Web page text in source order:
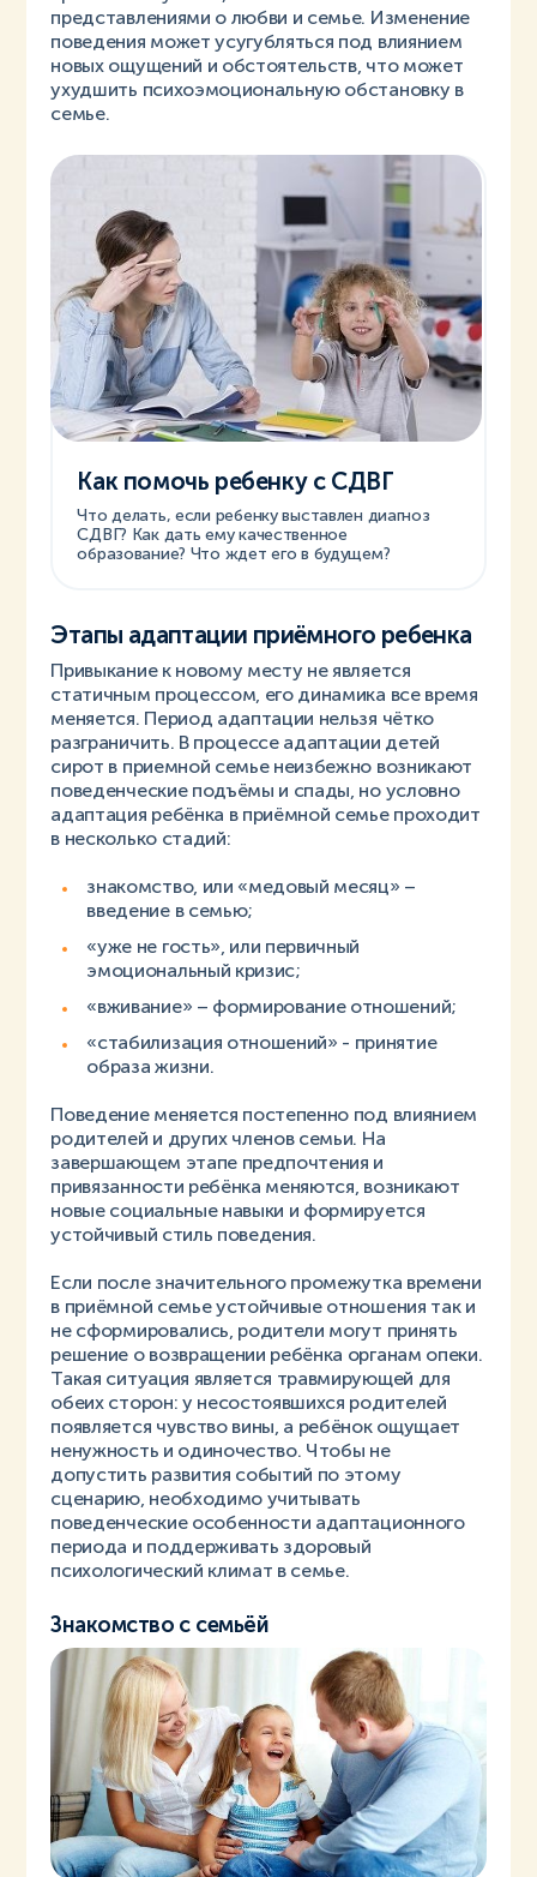
представлениями о любви и семье. Изменение
поведения может усугубляться под влиянием
новых ощущений и обстоятельств, что может
ухудшить психоэмоциональную обстановку в
семье.
Как помочь ребенку с СДВГ
Что делать, если ребенку выставлен диагноз
СДВГ? Как дать ему качественное
образование? Что ждет его в будущем?
Этапы адаптации приёмного ребенка
Привыкание к новому месту не является
статичным процессом, его динамика все время
меняется. Период адаптации нельзя чётко
разграничить. В процессе адаптации детей
сирот в приемной семье неизбежно возникают
поведенческие подъёмы и спады, но условно
адаптация ребёнка в приёмной семье проходит
в несколько стадий:
знакомство, или «медовый месяц» –
введение в семью;
«уже не гость», или первичный
эмоциональный кризис;
«вживание» – формирование отношений;
«стабилизация отношений» - принятие
образа жизни.
Поведение меняется постепенно под влиянием
родителей и других членов семьи. На
завершающем этапе предпочтения и
привязанности ребёнка меняются, возникают
новые социальные навыки и формируется
устойчивый стиль поведения.
Если после значительного промежутка времени
в приёмной семье устойчивые отношения так и
не сформировались, родители могут принять
решение о возвращении ребёнка органам опеки.
Такая ситуация является травмирующей для
обеих сторон: у несостоявшихся родителей
появляется чувство вины, а ребёнок ощущает
ненужность и одиночество. Чтобы не
допустить развития событий по этому
сценарию, необходимо учитывать
поведенческие особенности адаптационного
периода и поддерживать здоровый
психологический климат в семье.
Знакомство с семьёй